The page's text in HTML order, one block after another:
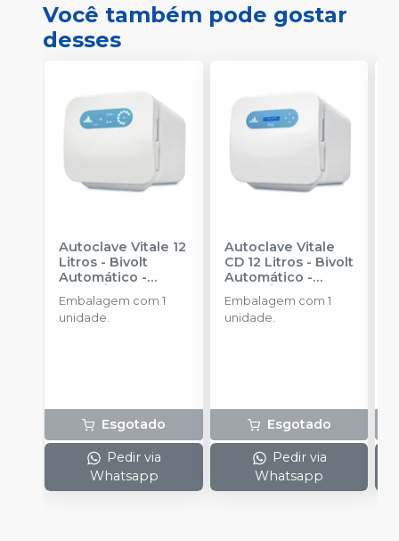
Você também pode gostar
desses
Autoclave Vitale 12
Litros - Bivolt
Automático -
Embalagem com 1
unidade.
Esgotado
Pedir via
Whatsapp
Autoclave Vitale
CD 12 Litros - Bivolt
Automático -
Embalagem com 1
unidade.
Esgotado
Pedir via
Whatsapp